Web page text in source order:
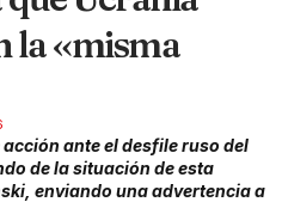
la «misma
ante el desfile ruso del
de la situación de esta
enviando una advertencia a